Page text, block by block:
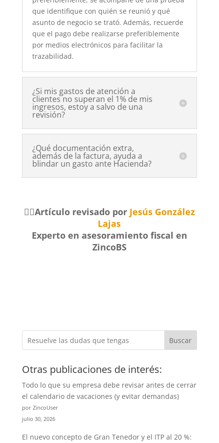
que identifique con quién se reunió y qué
asunto de negocio se trató. Además, recuerde
que el pago debe realizarse preferiblemente
por medios electrónicos para facilitar la
trazabilidad.
¿Si mis gastos de atención a
clientes no superan el 1% de mis
ingresos, estoy a salvo de una
revisión?
¿Qué documentación extra,
además de la factura, ayuda a
blindar un gasto ante Hacienda?
🧑‍⚖️Artículo revisado por Jesús González
Lajas
Experto en asesoramiento fiscal en
ZincoBS
Buscar
Otras publicaciones de interés:
Todo lo que su empresa debe revisar antes de cerrar
el calendario de vacaciones (y evitar demandas)
por ZincoUser
julio 30, 2026
El nuevo concepto de Gran Tenedor y el ITP al 20 %: